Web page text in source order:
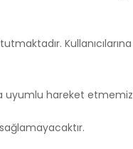
uyumlu hareket